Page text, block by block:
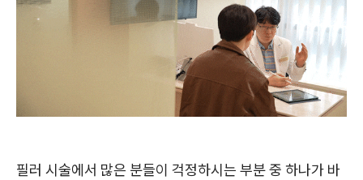
필러 시술에서 많은 분들이 걱정하시는 부분 중 하나가 바